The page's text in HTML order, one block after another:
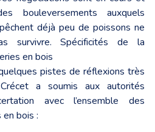
bouleversements auxquels
déjà peu de poissons ne
survivre. Spécificités de la
en bois
pistes de réflexions très
a soumis aux autorités
avec l’ensemble des
bois :